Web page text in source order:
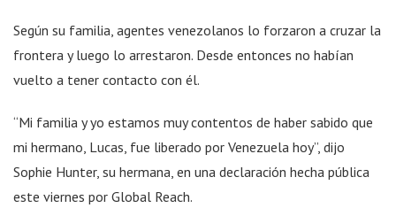
Según su familia, agentes venezolanos lo forzaron a cruzar la
frontera y luego lo arrestaron. Desde entonces no habían
vuelto a tener contacto con él.
“Mi familia y yo estamos muy contentos de haber sabido que
mi hermano, Lucas, fue liberado por Venezuela hoy”, dijo
Sophie Hunter, su hermana, en una declaración hecha pública
este viernes por Global Reach.